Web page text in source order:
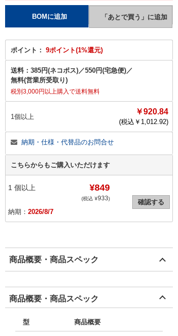
ポイント： 9ポイント(1%還元)
送料： 385円(ネコポス)／550円(宅急便)／
無料(営業所受取り)
税別3,000円以上購入で送料無料
1個以上
￥920.84
(税込￥ 1,012.92)
納期・仕様・代替品のお問合せ
こちらからもご購入いただけます
1 個以上 ¥849
(税込 ¥933)
納期： 2026/8/7
確認する
商品概要・商品スペック
商品概要・商品スペック
型 商品概要